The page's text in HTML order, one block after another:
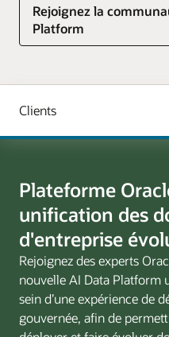
Rejoignez la
Platform
Plateforme
unification des
d'entreprise
Rejoignez des experts
nouvelle AI Data Platform
sein d’une expérience de
gouvernée, afin de